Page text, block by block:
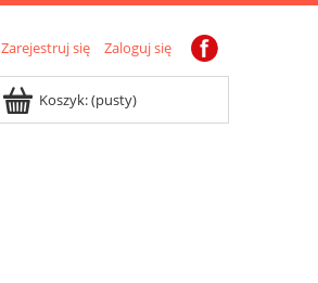
Zarejestruj się Zaloguj się
Koszyk:(pusty)